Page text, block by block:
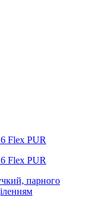
Flex PUR
Flex PUR
парного